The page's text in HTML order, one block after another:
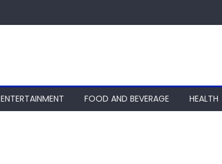
ENTERTAINMENT FOOD AND BEVERAGE HEALTH